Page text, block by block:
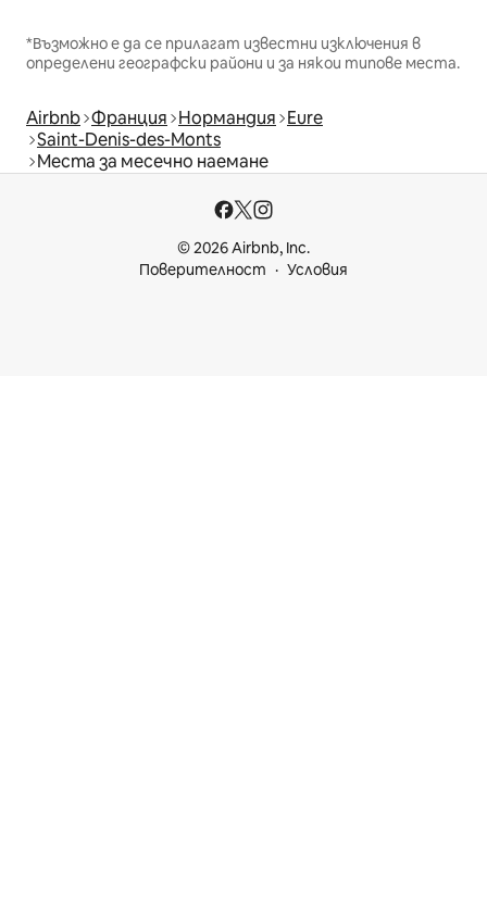
*Възможно е да се прилагат известни изключения в
определени географски райони и за някои типове места.
Airbnb Франция Нормандия Eure
Saint-Denis-des-Monts
Места за месечно наемане
© 2026 Airbnb, Inc.
Поверителност
Условия